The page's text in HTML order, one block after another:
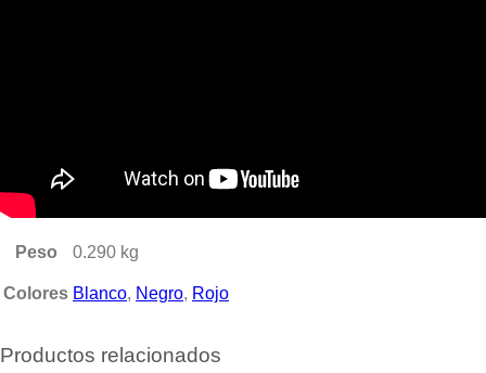
Peso 0.290 kg
Colores Blanco, Negro, Rojo
Productos relacionados